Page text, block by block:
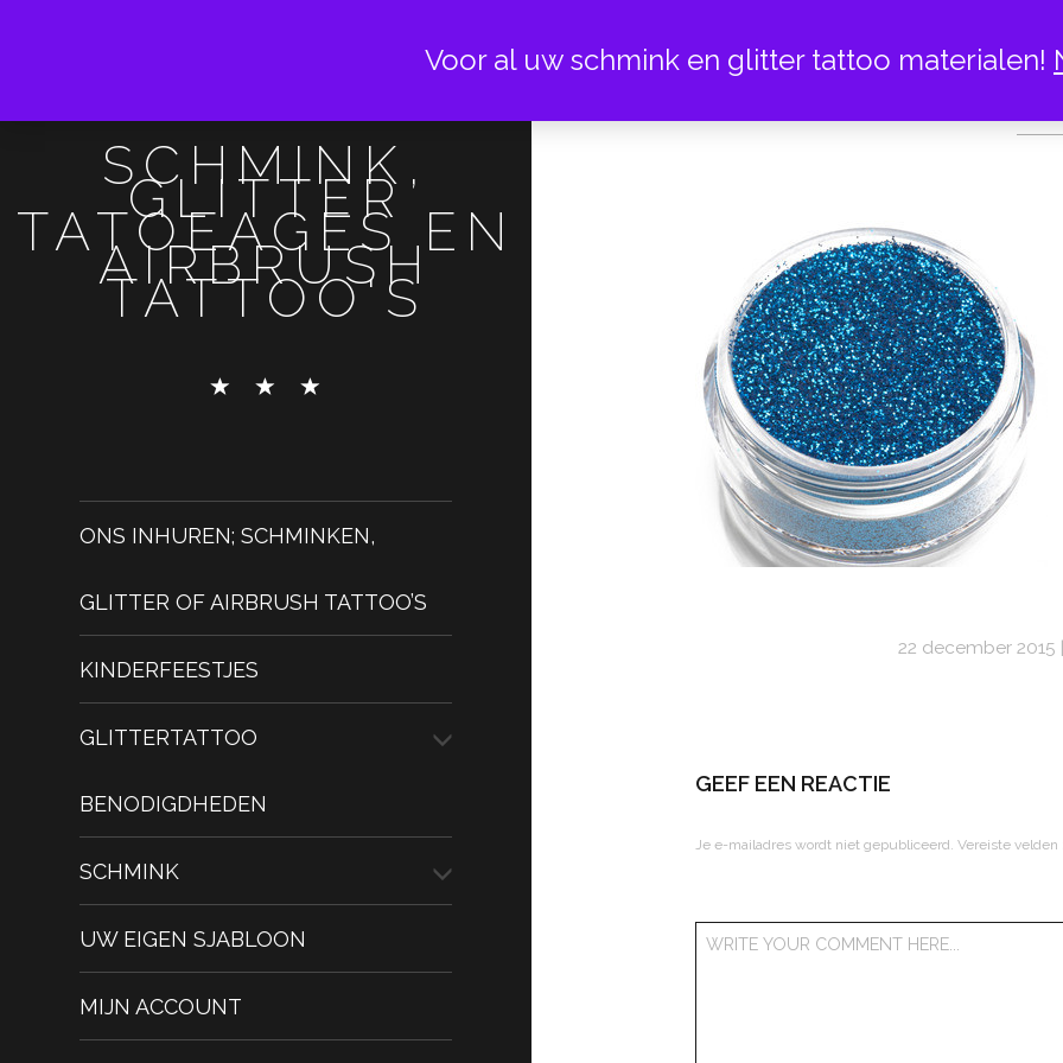
SCHMINK,
GLITTER
TATOEAGES EN
AIRBRUSH
TATTOO'S
ONS INHUREN; SCHMINKEN,
GLITTER OF AIRBRUSH TATTOO’S
KINDERFEESTJES
GLITTERTATTOO
BENODIGDHEDEN
SCHMINK
UW EIGEN SJABLOON
MIJN ACCOUNT
22 december 2015
GEEF EEN REACTIE
Je e-mailadres wordt niet gepubliceerd. Vereiste
Voor al uw schmink en glitter tattoo materialen!